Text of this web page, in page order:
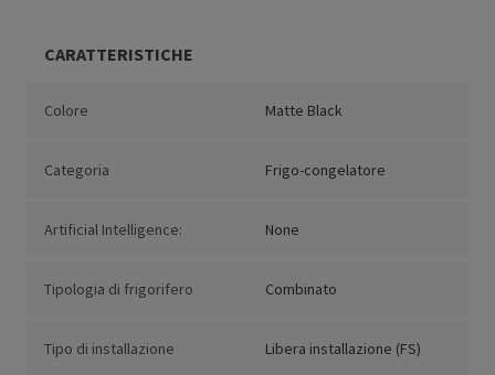
CARATTERISTICHE
Colore Matte Black
Categoria Frigo-congelatore
Artificial Intelligence: None
Tipologia di frigorifero Combinato
Tipo di installazione Libera installazione (FS)